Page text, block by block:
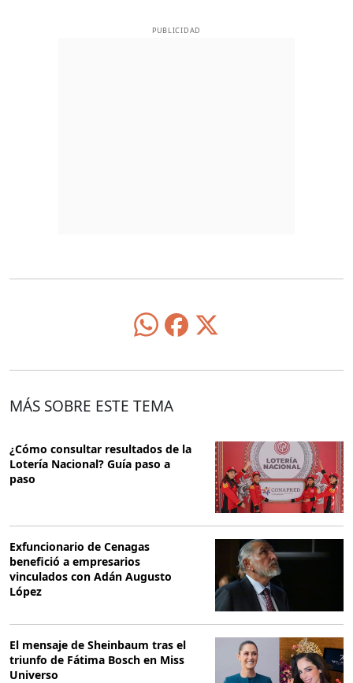
PUBLICIDAD
MÁS SOBRE ESTE TEMA
¿Cómo consultar resultados de la
Lotería Nacional? Guía paso a
paso
Exfuncionario de Cenagas
benefició a empresarios
vinculados con Adán Augusto
López
El mensaje de Sheinbaum tras el
triunfo de Fátima Bosch en Miss
Universo